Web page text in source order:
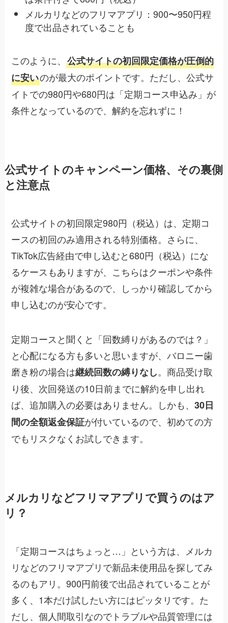
メルカリなどのフリマアプリ：900〜950円程
度で出品されていることも
このように、公式サイトの初回限定価格が圧倒的
に安いのが最大のポイントです。ただし、公式サ
イトでの980円や680円は「定期コース申込み」が
条件となっているので、解約を忘れずに！
公式サイトのキャンペーン価格、その裏側
と注意点
公式サイトの初回限定980円（税込）は、定期コ
ースの初回のみ適用される特別価格。さらに、
TikTok広告経由で申し込むと680円（税込）にな
るケースもありますが、こちらはクーポンや条件
が複雑な場合があるので、しっかり確認してから
申し込むのが安心です。
定期コースと聞くと「回数縛りがあるのでは？」
と心配になる方も多いと思いますが、バロニー歯
磨き粉の場合は継続回数の縛りなし。商品受け取
り後、次回発送の10日前までに解約を申し出れ
ば、追加購入の必要はありません。しかも、30日
間の全額返金保証が付いているので、初めての方
でもリスクなくお試しできます。
メルカリなどフリマアプリで買うのはア
リ？
「定期コースはちょっと…」という方は、メルカ
リなどのフリマアプリで新品未使用品を探してみ
るのもアリ。900円前後で出品されていることが
多く、1本だけ試したい方にはピッタリです。た
だし、個人間取引なのでトラブルや品質管理には